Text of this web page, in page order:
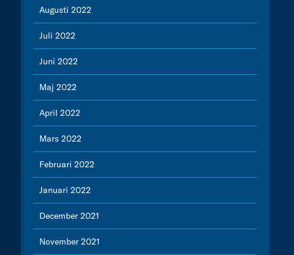
Augusti 2022
Juli 2022
Juni 2022
Maj 2022
April 2022
Mars 2022
Februari 2022
Januari 2022
December 2021
November 2021